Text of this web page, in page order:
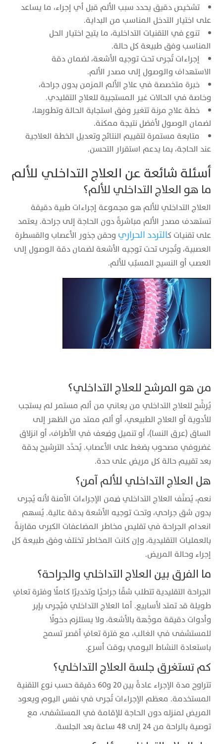
تشخيص دقيق يحدد سبب الألم قبل أي إجراء، ما يساعد
على اختيار التدخل المناسب من البداية.
تنوع في التقنيات التداخلية، ما يتيح اختيار الحل
المناسب وفق طبيعة كل حالة.
إجراءات تُجرى تحت توجيه الأشعة، لضمان دقة
الاستهداف والوصول إلى مصدر الألم.
خبرة متخصصة في علاج الألم المزمن بدون جراحة،
وخاصة في الحالات غير المستجيبة للعلاج التقليدي.
خطة علاج مرنة تتغير وفق استجابة الحالة وتطورها،
لضمان الوصول لأفضل نتيجة ممكنة.
متابعة مستمرة لتقييم النتائج وتعديل الخطة العلاجية
عند الحاجة، بما يدعم استقرار التحسن.
أسئلة شائعة عن العلاج التداخلي للألم
ما هو العلاج التداخلي للألم؟
العلاج التداخلي للألم هو مجموعة إجراءات طبية دقيقة
تستهدف مصدر الألم مباشرةً دون الحاجة إلى جراحة. يعتمد
على تقنيات كالتردد الحراري وحقن جذور الأعصاب والقسطرة
العصبية، وتُجرى تحت توجيه الأشعة لضمان دقة الوصول إلى
العصب أو النسيج المسبّب للألم.
من هو المرشح للعلاج التداخلي؟
يُرشَّح للعلاج التداخلي من يعاني من ألم مستمر لم يستجب
للأدوية أو العلاج الطبيعي، أو ألم ممتد من الظهر إلى
الساق (عرق النسا)، أو تنميل وضعف في الأطراف، أو انزلاق
غضروفي مصحوب بضغط على الأعصاب. يُحدَّد الترشيح بدقة
بعد تقييم حالة كل مريض على حدة.
هل العلاج التداخلي للألم آمن؟
نعم، يُصنَّف العلاج التداخلي ضمن الإجراءات الآمنة لأنه يُجرى
بدون شق جراحي، وتحت توجيه الأشعة بدقة عالية. يُسهم
انعدام الجراحة في تقليص مخاطر المضاعفات الكبرى مقارنةً
بالعمليات التقليدية، وإن كانت المخاطر تختلف وفق طبيعة كل
إجراء وحالة المريض.
ما الفرق بين العلاج التداخلي والجراحة؟
الجراحة التقليدية تتطلب شقًا جراحيًا وتخديرًا كاملًا وفترة تعافٍ
طويلة قد تمتد لأسابيع. أما العلاج التداخلي فيُجرى بإبر
وأدوات دقيقة موجَّهة بالأشعة، ولا يستلزم دخولًا
للمستشفى في الغالب، مع فترة تعافٍ أقصر تسمح
باستعادة النشاط اليومي بوقت أسرع.
كم تستغرق جلسة العلاج التداخلي؟
تتراوح مدة الإجراء عادةً بين 20 و60 دقيقة حسب نوع التقنية
المستخدمة. معظم الإجراءات تُجرى في نفس اليوم ويعود
المريض لمنزله دون الحاجة للإقامة في المستشفى، مع
توصية بالراحة من 24 إلى 48 ساعة بعد الجلسة.